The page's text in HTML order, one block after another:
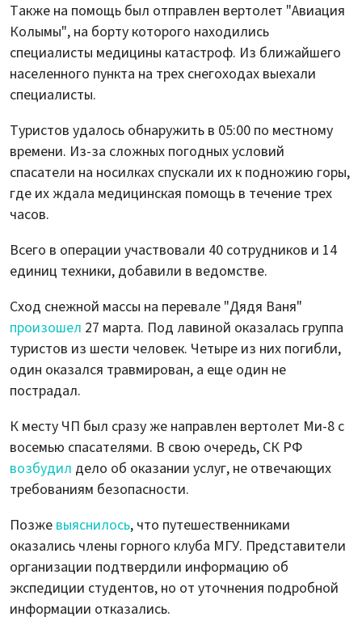
Также на помощь был отправлен вертолет "Авиация
Колымы", на борту которого находились
специалисты медицины катастроф. Из ближайшего
населенного пункта на трех снегоходах выехали
специалисты.
Туристов удалось обнаружить в 05:00 по местному
времени. Из-за сложных погодных условий
спасатели на носилках спускали их к подножию горы,
где их ждала медицинская помощь в течение трех
часов.
Всего в операции участвовали 40 сотрудников и 14
единиц техники, добавили в ведомстве.
Сход снежной массы на перевале "Дядя Ваня"
произошел 27 марта. Под лавиной оказалась группа
туристов из шести человек. Четыре из них погибли,
один оказался травмирован, а еще один не
пострадал.
К месту ЧП был сразу же направлен вертолет Ми-8 с
восемью спасателями. В свою очередь, СК РФ
возбудил дело об оказании услуг, не отвечающих
требованиям безопасности.
Позже выяснилось, что путешественниками
оказались члены горного клуба МГУ. Представители
организации подтвердили информацию об
экспедиции студентов, но от уточнения подробной
информации отказались.